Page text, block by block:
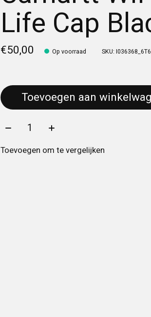
Life Cap
€50,00 Op voorraad SKU:
Aantal:
Toevoegen om te vergelijken